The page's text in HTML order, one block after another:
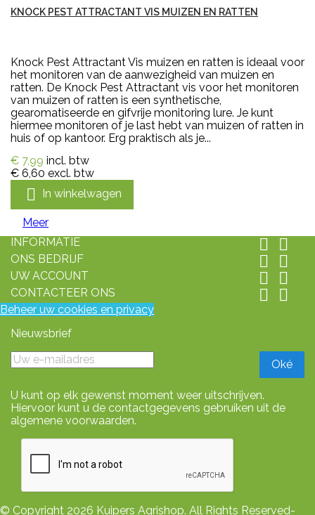
KNOCK PEST ATTRACTANT VIS MUIZEN EN RATTEN
Knock Pest Attractant Vis muizen en ratten is ideaal voor
het monitoren van de aanwezigheid van muizen en
ratten. De Knock Pest Attractant vis voor het monitoren
van muizen of ratten is een synthetische,
gearomatiseerde en gifvrije monitoring lure. Je kunt
hiermee monitoren of je last hebt van muizen of ratten in
huis of op kantoor. Erg praktisch als je...
€ 7,99 incl. btw
€ 6,60 excl. btw
 In winkelwagen
Meer
INFORMATIE
 
ONS BEDRIJF  
UW ACCOUNT  
CONTACTEER ONS  
Beheer uw cookies en privacy
Nieuwsbrief
U kunt op elk gewenst moment weer uitschrijven.
Hiervoor kunt u de contactgegevens gebruiken uit de
algemene voorwaarden.
© Copyright 2026 Kuipers Agrishop. All Rights Reserved-